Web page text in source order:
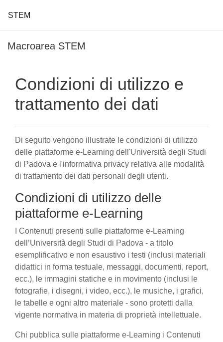
STEM
Macroarea STEM
Condizioni di utilizzo e
trattamento dei dati
Di seguito vengono illustrate le condizioni di utilizzo
delle piattaforme e-Learning dell'Università degli Studi
di Padova e l'informativa privacy relativa alle modalità
di trattamento dei dati personali degli utenti.
Condizioni di utilizzo delle
piattaforme e-Learning
I Contenuti presenti sulle piattaforme e-Learning
dell’Università degli Studi di Padova - a titolo
esemplificativo e non esaustivo i testi (inclusi materiali
didattici in forma testuale, messaggi, documenti, report,
ecc.), le immagini statiche e in movimento (inclusi le
fotografie, i disegni, i video, ecc.), le musiche, i grafici,
le tabelle e ogni altro materiale - sono protetti dalla
vigente normativa in materia di proprietà intellettuale.
Chi pubblica sulle piattaforme e-Learning i Contenuti